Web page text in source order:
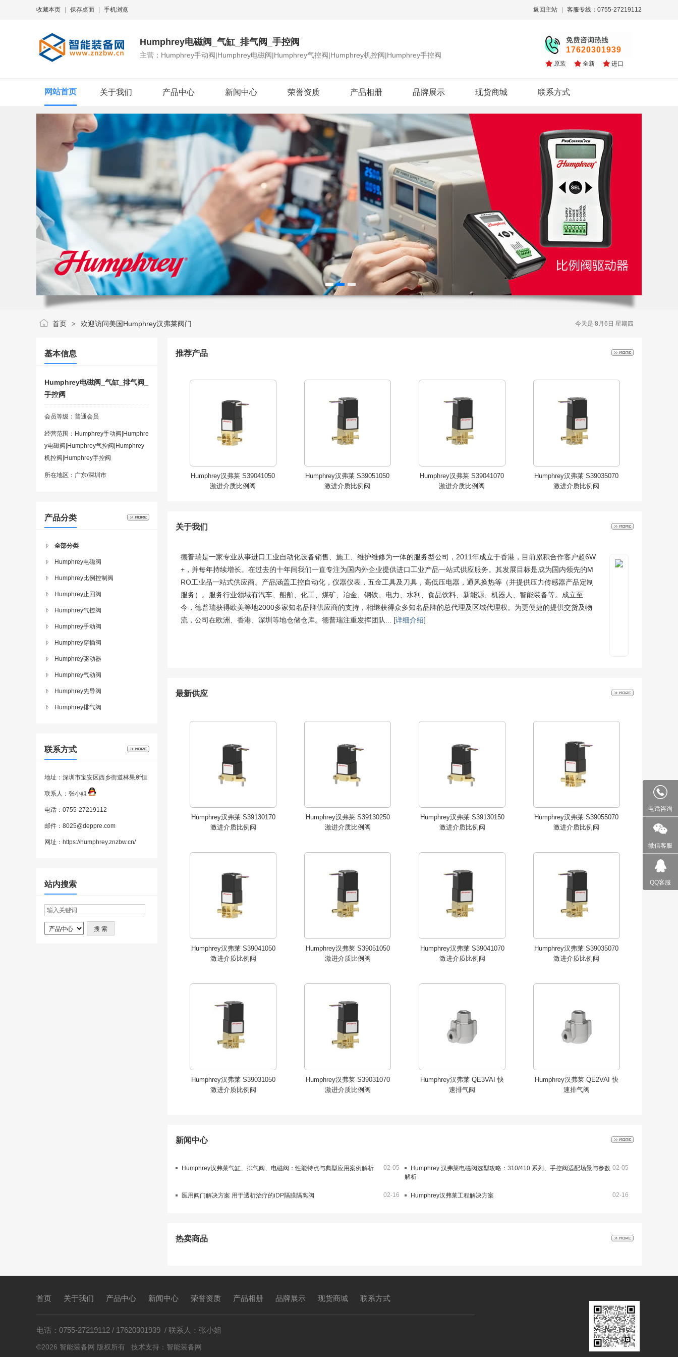
返回主站 客服专线：0755-27219112
收藏本页 保存桌面 手机浏览
17620301939
原装 全新 进口
Humphrey电磁阀_气缸_排气阀_手控阀
主营：Humphrey手动阀|Humphrey电磁阀|Humphrey气控阀|Humphrey机控阀|Humphrey手控阀
网站首页 关于我们 产品中心 新闻中心 荣誉资质 产品相册 品牌展示 现货商城 联系方式
今天是 8月6日 星期四
首页 > 欢迎访问美国Humphrey汉弗莱阀门
基本信息
Humphrey电磁阀_气缸_排气阀_
手控阀
会员等级：普通会员
经营范围：Humphrey手动阀|Humphre
y电磁阀|Humphrey气控阀|Humphrey
机控阀|Humphrey手控阀
所在地区：广东/深圳市
产品分类
全部分类
Humphrey电磁阀
Humphrey比例控制阀
Humphrey止回阀
Humphrey气控阀
Humphrey手动阀
Humphrey穿插阀
Humphrey驱动器
Humphrey气动阀
Humphrey先导阀
Humphrey排气阀
联系方式
地址：深圳市宝安区西乡街道林果所恒
明珠工业园C栋西侧201室
联系人：张小姐
电话：0755-27219112
邮件：8025@deppre.com
网址： https://humphrey.znzbw.cn/
站内搜索
推荐产品
Humphrey汉弗莱 S39041050
激进介质比例阀
Humphrey汉弗莱 S39051050
激进介质比例阀
Humphrey汉弗莱 S39041070
激进介质比例阀
Humphrey汉弗莱 S39035070
激进介质比例阀
Humphrey汉弗莱 S39031050
激进介质比例阀
Humphrey汉弗莱 S39031070
激进介质比例阀
Humphrey汉弗莱 QE3VAI 快
Humphrey汉弗莱 QE2VAI 快
激进介质比例阀
激进介质比例阀
激进介质比例阀
激进介质比例阀
激进介质比例阀
Humphrey汉弗莱 S39051050
激进介质比例阀
Humphrey汉弗莱 S39041070
激进介质比例阀
Humphrey汉弗莱 S39035070
激进介质比例阀
Humphrey汉弗莱 S39031050
激进介质比例阀
Humphrey汉弗莱 S39031070
激进介质比例阀
速排气阀
速排气阀
关于我们
德普瑞是一家专业从事进口工业自动化设备销售、施工、维护维修为一体的服务型公司，2011年成立于香港，目前累积合作客户超6W
+，并每年持续增长。在过去的十年间我们一直专注为国内外企业提供进口工业产品一站式供应服务。其发展目标是成为国内领先的M
RO工业品一站式供应商。产品涵盖工控自动化，仪器仪表，五金工具及刀具，高低压电器，通风换热等（并提供压力传感器产品定制
服务）。服务行业领域有汽车、船舶、化工、煤矿、冶金、钢铁、电力、水利、食品饮料、新能源、机器人、智能装备等。成立至
今，德普瑞获得欧美等地2000多家知名品牌供应商的支持，相继获得众多知名品牌的总代理及区域代理权。为更便捷的提供交货及物
流，公司在欧洲、香港、深圳等地仓储仓库。德普瑞注重发挥团队... [详细介绍]
最新供应
Humphrey汉弗莱 S39130170
激进介质比例阀
Humphrey汉弗莱 S39130250
激进介质比例阀
Humphrey汉弗莱 S39130150
激进介质比例阀
Humphrey汉弗莱 S39055070
激进介质比例阀
Humphrey汉弗莱 S39041050
激进介质比例阀
Humphrey汉弗莱 S39051050
激进介质比例阀
Humphrey汉弗莱 S39041070
激进介质比例阀
Humphrey汉弗莱 S39035070
激进介质比例阀
Humphrey汉弗莱 S39031050
激进介质比例阀
Humphrey汉弗莱 S39031070
激进介质比例阀
Humphrey汉弗莱 QE3VAI 快
速排气阀
Humphrey汉弗莱 QE2VAI 快
速排气阀
新闻中心
02-05
Humphrey汉弗莱气缸、排气阀、电磁阀：性能特点与典型应用案例解析 02-05
Humphrey 汉弗莱电磁阀选型攻略：310/410 系列、手控阀适配场景与参数
解析
02-16
医用阀门解决方案 用于透析治疗的iDP隔膜隔离阀 02-16
Humphrey汉弗莱工程解决方案
热卖商品
首页 关于我们 产品中心 新闻中心 荣誉资质 产品相册 品牌展示 现货商城 联系方式
电话：0755-27219112 / 17620301939 / 联系人：张小姐
©2026 智能装备网 版权所有 技术支持： 智能装备网
电话咨询
咨询
0755-
微信客服
微
QQ客服